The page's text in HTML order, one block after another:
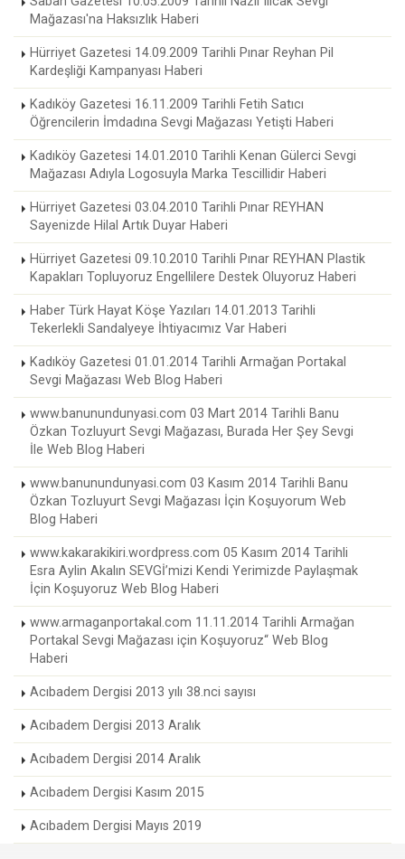
Mağazası'na Haksızlık Haberi
Hürriyet Gazetesi 14.09.2009 Tarihli Pınar Reyhan Pil
Kardeşliği Kampanyası Haberi
Kadıköy Gazetesi 16.11.2009 Tarihli Fetih Satıcı
Öğrencilerin İmdadına Sevgi Mağazası Yetişti Haberi
Kadıköy Gazetesi 14.01.2010 Tarihli Kenan Gülerci Sevgi
Mağazası Adıyla Logosuyla Marka Tescillidir Haberi
Hürriyet Gazetesi 03.04.2010 Tarihli Pınar REYHAN
Sayenizde Hilal Artık Duyar Haberi
Hürriyet Gazetesi 09.10.2010 Tarihli Pınar REYHAN Plastik
Kapakları Topluyoruz Engellilere Destek Oluyoruz Haberi
Haber Türk Hayat Köşe Yazıları 14.01.2013 Tarihli
Tekerlekli Sandalyeye İhtiyacımız Var Haberi
Kadıköy Gazetesi 01.01.2014 Tarihli Armağan Portakal
Sevgi Mağazası Web Blog Haberi
www.banunundunyasi.com 03 Mart 2014 Tarihli Banu
Özkan Tozluyurt Sevgi Mağazası, Burada Her Şey Sevgi
İle Web Blog Haberi
www.banunundunyasi.com 03 Kasım 2014 Tarihli Banu
Özkan Tozluyurt Sevgi Mağazası İçin Koşuyorum Web
Blog Haberi
www.kakarakikiri.wordpress.com 05 Kasım 2014 Tarihli
Esra Aylin Akalın SEVGİ’mizi Kendi Yerimizde Paylaşmak
İçin Koşuyoruz Web Blog Haberi
www.armaganportakal.com 11.11.2014 Tarihli Armağan
Portakal Sevgi Mağazası için Koşuyoruz“ Web Blog
Haberi
Acıbadem Dergisi 2013 yılı 38.nci sayısı
Acıbadem Dergisi 2013 Aralık
Acıbadem Dergisi 2014 Aralık
Acıbadem Dergisi Kasım 2015
Acıbadem Dergisi Mayıs 2019